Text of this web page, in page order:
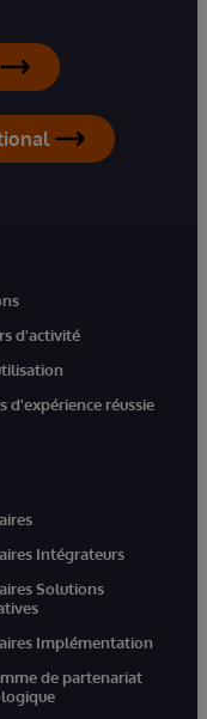
d'activité
d'expérience réussie
Intégrateurs
Solutions
Implémentation
de partenariat